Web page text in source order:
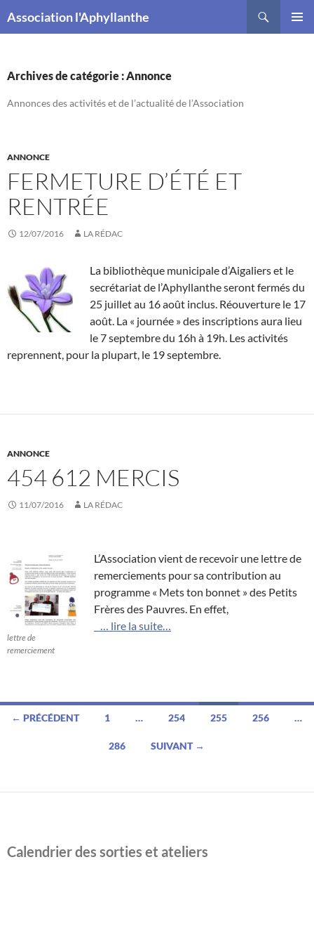
Association l'Aphyllanthe
Archives de catégorie : Annonce
Annonces des activités et de l’actualité de l’Association
ANNONCE
FERMETURE D’ÉTÉ ET
RENTRÉE
12/07/2016 LA RÉDAC
La bibliothèque municipale d’Aigaliers et le
secrétariat de l’Aphyllanthe seront fermés du
25 juillet au 16 août inclus. Réouverture le 17
août. La « journée » des inscriptions aura lieu
le 7 septembre du 16h à 19h. Les activités
reprennent, pour la plupart, le 19 septembre.
ANNONCE
454 612 MERCIS
11/07/2016 LA RÉDAC
lettre de
remerciement
L’Association vient de recevoir une lettre de
remerciements pour sa contribution au
programme « Mets ton bonnet » des Petits
Frères des Pauvres. En effet,
… lire la suite…
Navigation
← PRÉCÉDENT 1 … 254 255 256 …
286 SUIVANT →
Calendrier des sorties et ateliers